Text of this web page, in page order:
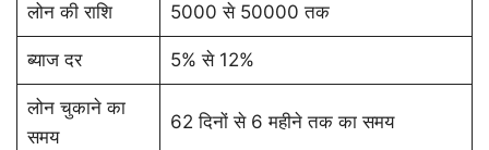
लोन की राशि 5000 से 50000 तक
ब्याज दर 5% से 12%
लोन चुकाने का
समय
62 दिनों से 6 महीने तक का समय